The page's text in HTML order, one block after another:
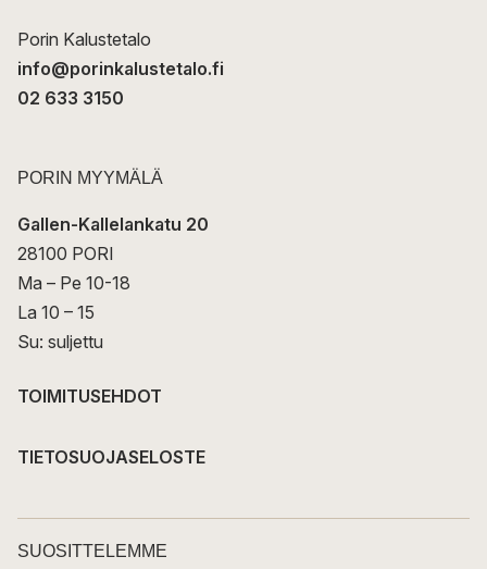
Porin Kalustetalo
info@porinkalustetalo.fi
02 633 3150
PORIN MYYMÄLÄ
Gallen-Kallelankatu 20
28100 PORI
Ma – Pe 10-18
La 10 – 15
Su: suljettu
TOIMITUSEHDOT
TIETOSUOJASELOSTE
SUOSITTELEMME